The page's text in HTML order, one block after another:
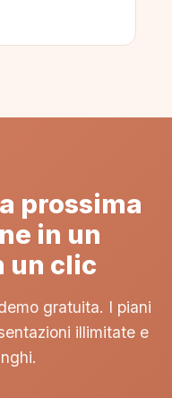
prossima
in un
un clic
gratuita. I piani
illimitate e